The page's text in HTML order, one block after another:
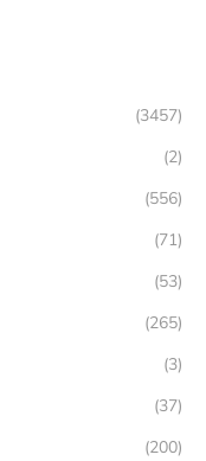
(3457)
(2)
(556)
(71)
(53)
(265)
(3)
(37)
(200)